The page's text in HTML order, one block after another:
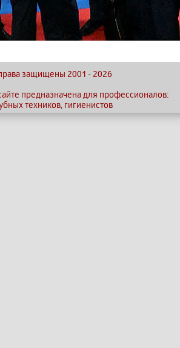
защищены 2001 - 2026
предназначена для профессионалов:
техников, гигиенистов